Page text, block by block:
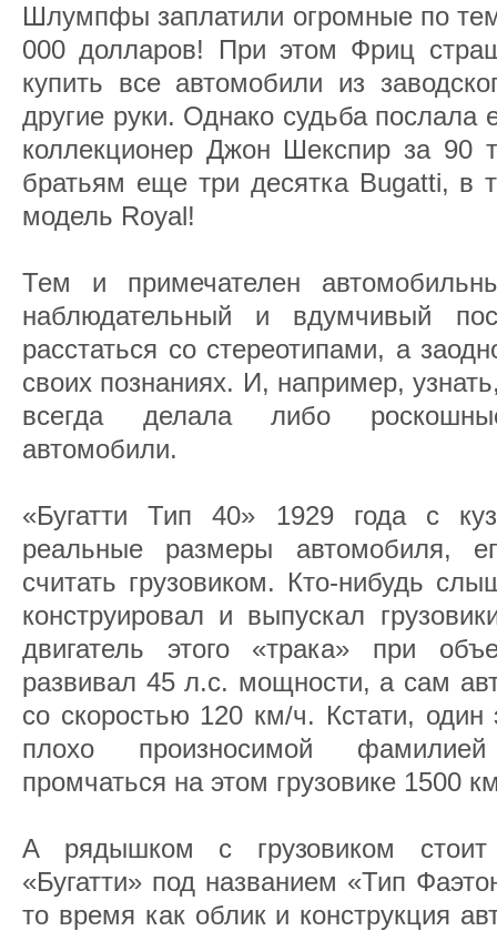
Шлумпфы заплатили огромные по
000 долларов! При этом Фриц
купить все автомобили из
другие руки. Однако судьба послала
коллекционер Джон Шекспир за 90
братьям еще три десятка Bugatti, в
модель Royal!
Тем и примечателен
наблюдательный и вдумчивый
расстаться со стереотипами, а
своих познаниях. И, например,
всегда делала либо
автомобили.
«Бугатти Тип 40» 1929 года с
реальные размеры автомобиля,
считать грузовиком. Кто-нибудь
конструировал и выпускал
двигатель этого «трака» при
развивал 45 л.с. мощности, а сам
со скоростью 120 км/ч. Кстати, один
плохо произносимой
промчаться на этом грузовике 1500
А рядышком с грузовиком стоит
«Бугатти» под названием «Тип
то время как облик и конструкция